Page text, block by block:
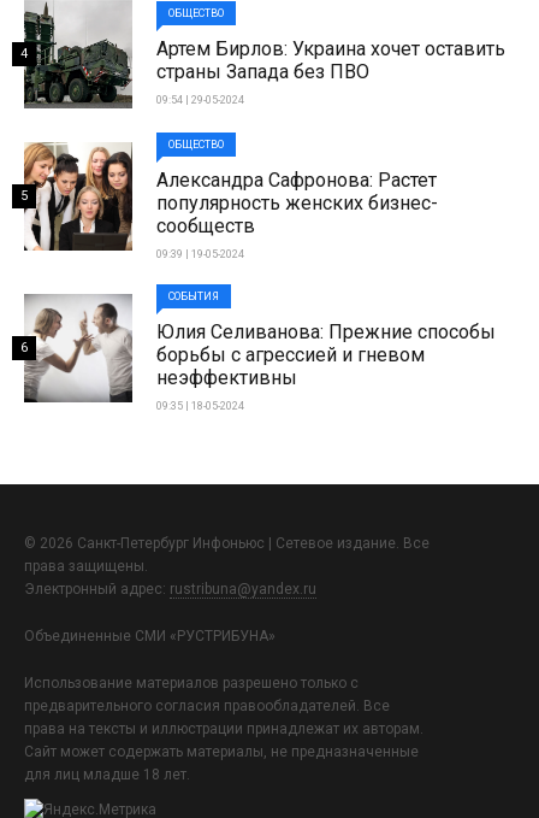
ОБЩЕСТВО
Артем Бирлов: Украина хочет оставить
страны Запада без ПВО
09:54 | 29-05-2024
4
ОБЩЕСТВО
Александра Сафронова: Растет
популярность женских бизнес-
сообществ
09:39 | 19-05-2024
5
СОБЫТИЯ
Юлия Селиванова: Прежние способы
борьбы с агрессией и гневом
неэффективны
09:35 | 18-05-2024
6
© 2026 Санкт-Петербург Инфоньюс | Сетевое издание. Все
права защищены.
Электронный адрес: rustribuna@yandex.ru
Объединенные СМИ «РУСТРИБУНА»
Использование материалов разрешено только с
предварительного согласия правообладателей. Все
права на тексты и иллюстрации принадлежат их авторам.
Сайт может содержать материалы, не предназначенные
для лиц младше 18 лет.